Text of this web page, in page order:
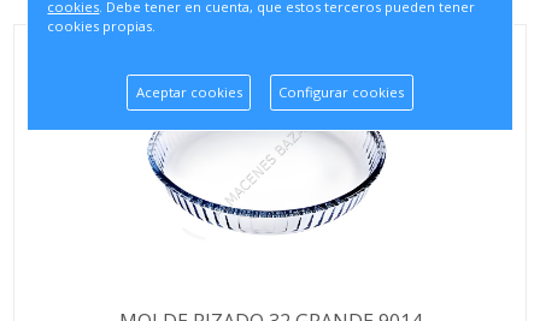
cookies. Debe tener en cuenta, que estos terceros pueden tener
cookies propias.
Aceptar cookies Configurar cookies